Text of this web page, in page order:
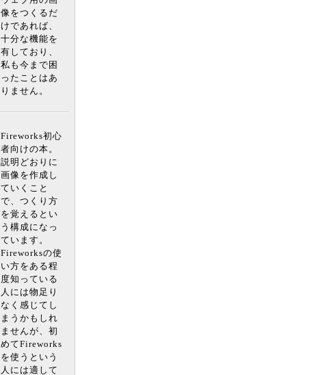
像をつくるだ
けであれば、
十分な機能を
有しており、
私も今まで困
ったことはあ
りません。
Fireworks初心
者向けの本。
説明どおりに
画像を作成し
ていくこと
で、つくり方
を覚えるとい
う構成になっ
ています。
Fireworksの使
い方をある程
度知っている
人には物足り
なく感じてし
まうかもしれ
ませんが、初
めてFireworks
を使うという
人には適して